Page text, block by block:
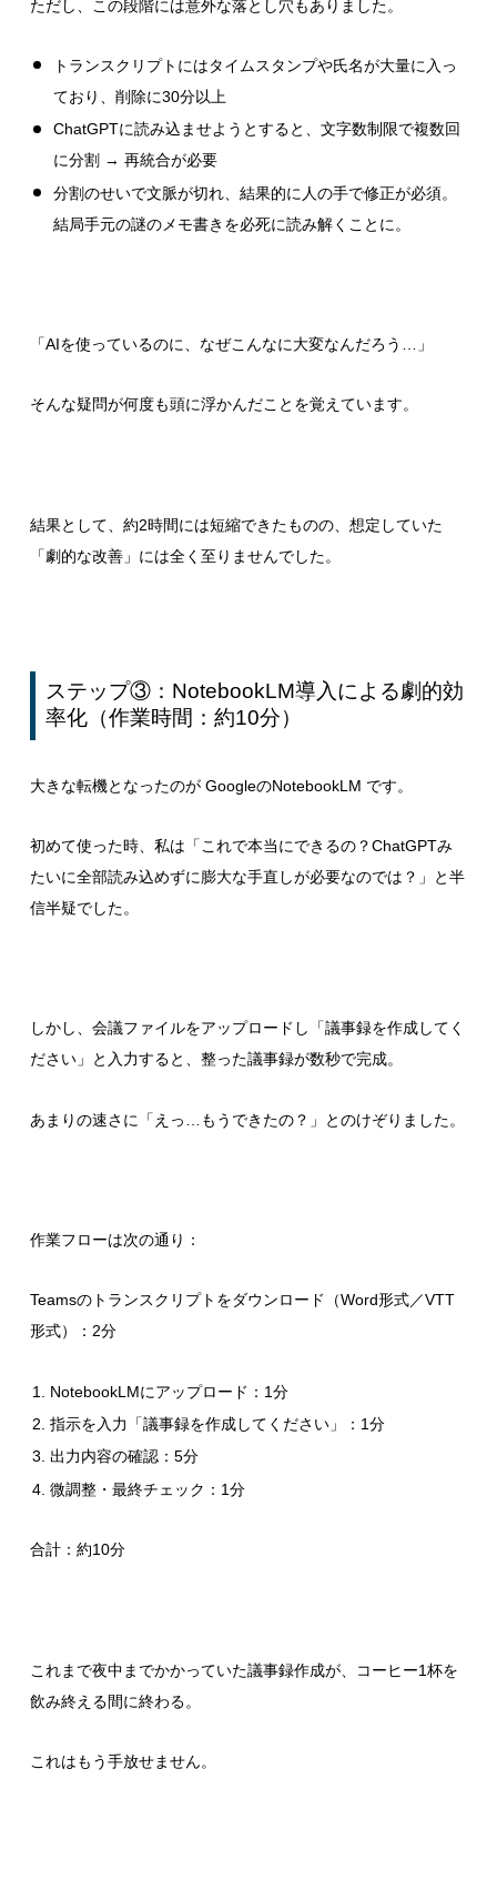
ただし、この段階には意外な落とし穴もありました。
トランスクリプトにはタイムスタンプや氏名が大量に入っ
ており、削除に30分以上
ChatGPTに読み込ませようとすると、文字数制限で複数回
に分割 → 再統合が必要
分割のせいで文脈が切れ、結果的に人の手で修正が必須。
結局手元の謎のメモ書きを必死に読み解くことに。
「AIを使っているのに、なぜこんなに大変なんだろう…」
そんな疑問が何度も頭に浮かんだことを覚えています。
結果として、約2時間には短縮できたものの、想定していた
「劇的な改善」には全く至りませんでした。
ステップ③ ： NotebookLM導入による劇的効
率化（作業時間：約10分）
大きな転機となったのが GoogleのNotebookLM です。
初めて使った時、私は「これで本当にできるの？ChatGPTみ
たいに全部読み込めずに膨大な手直しが必要なのでは？」と半
信半疑でした。
しかし、会議ファイルをアップロードし「議事録を作成してく
ださい」と入力すると、整った議事録が数秒で完成。
あまりの速さに「えっ…もうできたの？」とのけぞりました。
作業フローは次の通り：
Teamsのトランスクリプトをダウンロード（Word形式／VTT
形式）：2分
NotebookLMにアップロード：1分
指示を入力「議事録を作成してください」：1分
出力内容の確認：5分
微調整・最終チェック：1分
合計：約10分
これまで夜中までかかっていた議事録作成が、コーヒー1杯を
飲み終える間に終わる。
これはもう手放せません。